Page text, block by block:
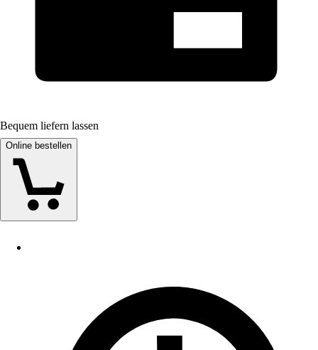
Bequem liefern lassen
Online bestellen